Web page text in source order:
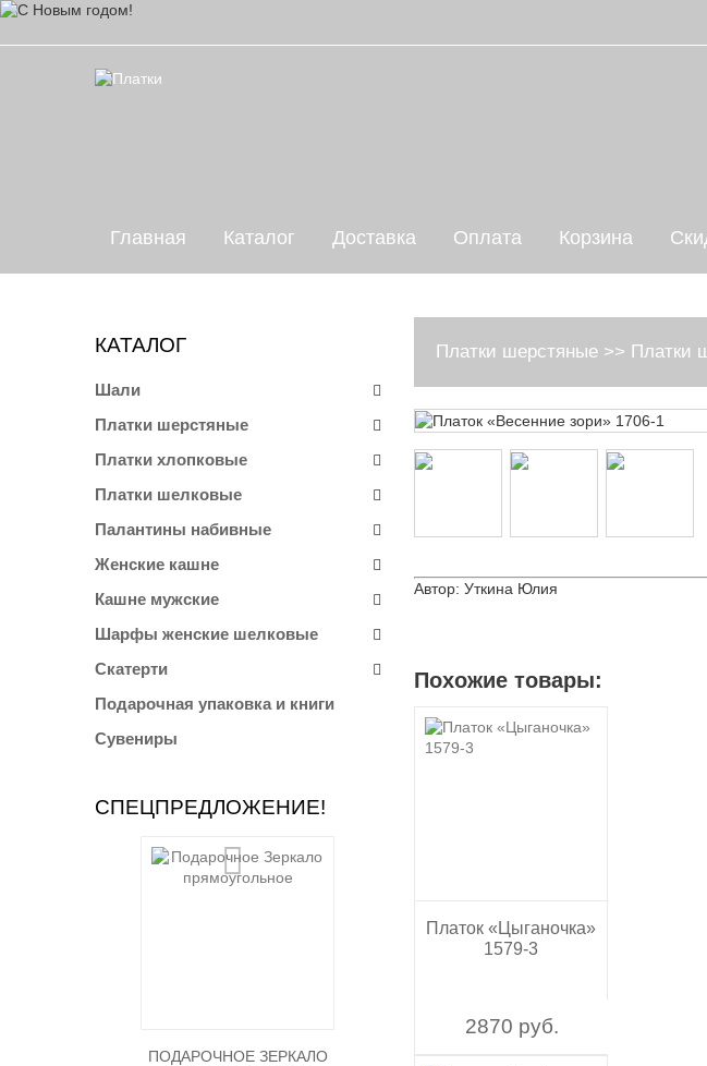
Главная Каталог Доставка Оплата Корзина
Платки шерстяные>> Платки
Автор: Уткина Юлия
Похожие товары:
Платок «Цыганочка»
1579-3
2870 руб.
КАТАЛОГ
Шали
Платки шерстяные
Платки хлопковые
Платки шелковые
Палантины набивные
Женские кашне
Кашне мужские
Шарфы женские шелковые
Скатерти
Подарочная упаковка и книги
Сувениры
СПЕЦПРЕДЛОЖЕНИЕ!
ПОДАРОЧНОЕ ЗЕРКАЛО